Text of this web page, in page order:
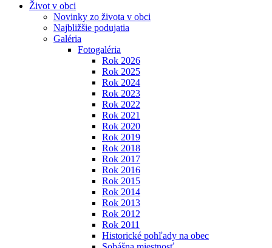
Život v obci
Novinky zo života v obci
Najbližšie podujatia
Galéria
Fotogaléria
Rok 2026
Rok 2025
Rok 2024
Rok 2023
Rok 2022
Rok 2021
Rok 2020
Rok 2019
Rok 2018
Rok 2017
Rok 2016
Rok 2015
Rok 2014
Rok 2013
Rok 2012
Rok 2011
Historické pohľady na obec